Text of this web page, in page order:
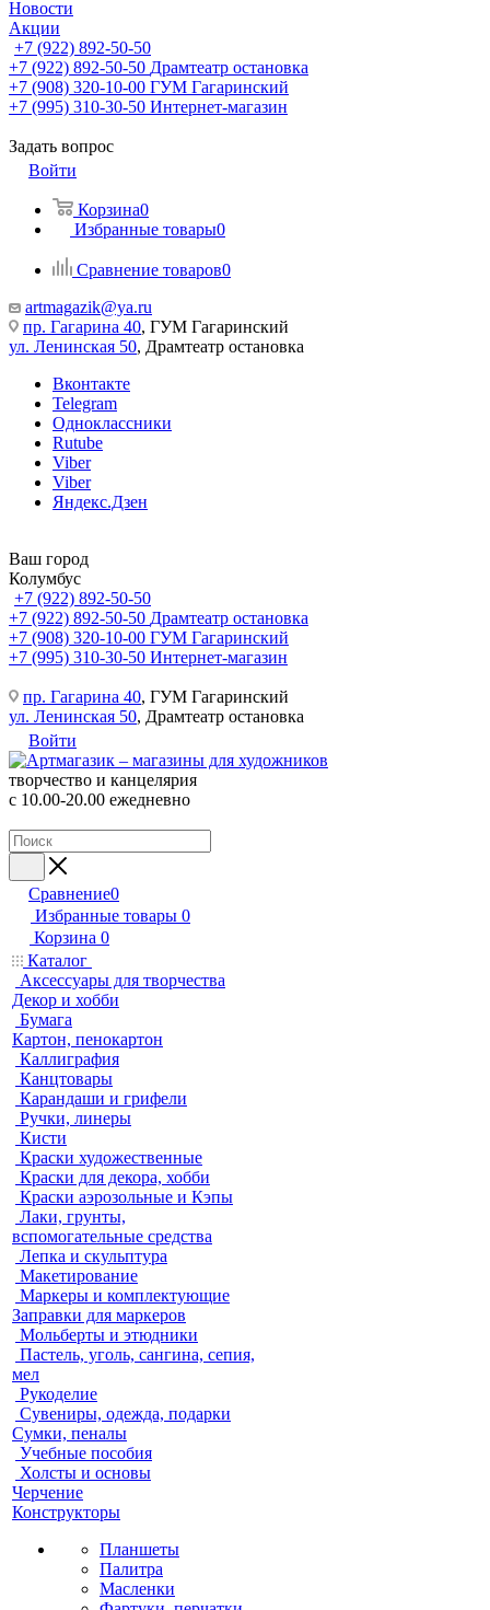
Новости
Акции
+7 (922) 892-50-50
+7 (922) 892-50-50 Драмтеатр остановка
+7 (908) 320-10-00 ГУМ Гагаринский
+7 (995) 310-30-50 Интернет-магазин
Задать вопрос
Войти
Корзина0
Избранные товары0
Сравнение товаров0
artmagazik@ya.ru
пр. Гагарина 40, ГУМ Гагаринский
ул. Ленинская 50, Драмтеатр остановка
Вконтакте
Telegram
Одноклассники
Rutube
Viber
Viber
Яндекс.Дзен
Ваш город
Колумбус
+7 (922) 892-50-50
+7 (922) 892-50-50 Драмтеатр остановка
+7 (908) 320-10-00 ГУМ Гагаринский
+7 (995) 310-30-50 Интернет-магазин
пр. Гагарина 40, ГУМ Гагаринский
ул. Ленинская 50, Драмтеатр остановка
Войти
творчество и канцелярия
с 10.00-20.00 ежедневно
Сравнение0
Избранные товары 0
Корзина 0
Каталог
Аксессуары для творчества
Декор и хобби
Бумага
Картон, пенокартон
Каллиграфия
Канцтовары
Карандаши и грифели
Ручки, линеры
Кисти
Краски художественные
Краски для декора, хобби
Краски аэрозольные и Кэпы
Лаки, грунты,
вспомогательные средства
Лепка и скульптура
Макетирование
Маркеры и комплектующие
Заправки для маркеров
Мольберты и этюдники
Пастель, уголь, сангина, сепия,
мел
Рукоделие
Сувениры, одежда, подарки
Сумки, пеналы
Учебные пособия
Холсты и основы
Черчение
Конструкторы
Планшеты
Палитра
Масленки